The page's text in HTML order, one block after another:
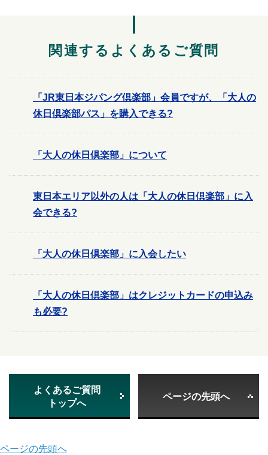
関連するよくあるご質問
「JR東日本ジパング倶楽部」会員ですが、「大人の
休日倶楽部パス」を購入できる?
「大人の休日倶楽部」について
東日本エリア以外の人は「大人の休日倶楽部」に入
会できる?
「大人の休日倶楽部」に入会したい
「大人の休日倶楽部」はクレジットカードの申込み
も必要?
よくあるご質問
トップへ
ページの先頭へ
ページの先頭へ